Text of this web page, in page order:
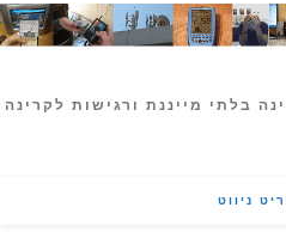
מייננת ורגישות לקרינה